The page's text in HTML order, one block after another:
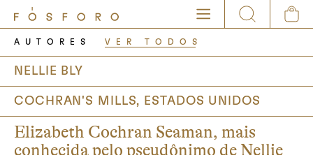
AUTORES VER TODOS
NELLIE BLY
COCHRAN'S MILLS, ESTADOS UNIDOS
Elizabeth Cochran Seaman, mais
conhecida pelo pseudônimo de Nellie